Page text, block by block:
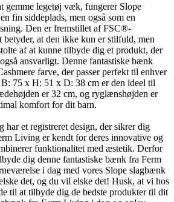
gemme legetøj væk, fungerer Slope
fin siddeplads, men også som en
Den er fremstillet af FSC®-
at den ikke kun er stilfuld, men
af at kunne tilbyde dig et produkt, der
ansvarligt. Denne fantastiske bænk
farve, der passer perfekt til enhver
75 x H: 51 x D: 38 cm er den ideel til
er 32 cm, og ryglænshøjden er
komfort for dit barn.
har et registreret design, der sikrer dig
Living er kendt for deres innovative og
funktionalitet med æstetik. Derfor
dig denne fantastiske bænk fra Ferm
i dag med vores Slope slagbænk
det, og du vil elske det! Husk, at vi hos
til at tilbyde dig de bedste produkter til dit